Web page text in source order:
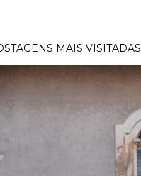
MAIS VISITADAS